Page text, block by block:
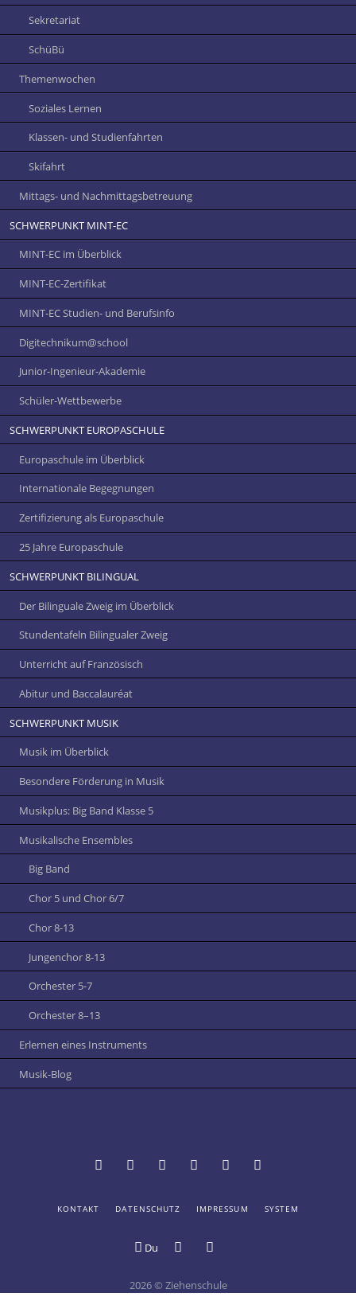
Sekretariat
SchüBü
Themenwochen
Soziales Lernen
Klassen- und Studienfahrten
Skifahrt
Mittags- und Nachmittagsbetreuung
SCHWERPUNKT MINT-EC
MINT-EC im Überblick
MINT-EC-Zertifikat
MINT-EC Studien- und Berufsinfo
Digitechnikum­@school
Junior-Ingenieur-Akademie
Schüler-Wettbewerbe
SCHWERPUNKT EUROPASCHULE
Europaschule im Überblick
Internationale Begegnungen
Zertifizierung als Europaschule
25 Jahre Europaschule
SCHWERPUNKT BILINGUAL
Der Bilinguale Zweig im Überblick
Stundentafeln Bilingualer Zweig
Unterricht auf Französisch
Abitur und Baccalauréat
SCHWERPUNKT MUSIK
Musik im Überblick
Besondere Förderung in Musik
Musikplus: Big Band Klasse 5
Musikalische Ensembles
Big Band
Chor 5 und Chor 6/7
Chor 8-13
Jungenchor 8-13
Orchester 5-7
Orchester 8–13
Erlernen eines Instruments
Musik-Blog
Digitales
Brett
Login Ziehenschule
KONTAKT DATENSCHUTZ IMPRESSUM SYSTEM
Du
2026 © Ziehenschule